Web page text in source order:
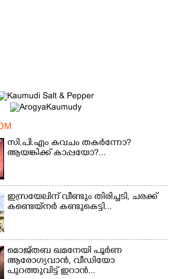
സി.പി.എം കവചം തകർന്നോ?
ആയങ്കിക്ക് കാപ്പയോ?...
ഇസ്രയേലിന് വീണ്ടും തിരിച്ചടി, ചരക്ക്
കണ്ടെയ്നർ കണ്ടുകെട്ടി...
മൊജ്തബ ഖമനേയി പൂർണ
ആരോഗ്യവാൻ, വീഡിയോ
പുറത്തുവിട്ട് ഇറാൻ...
Share this link